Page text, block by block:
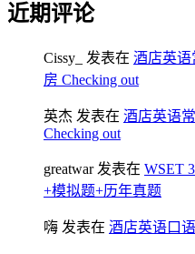
近期评论
Cissy_ 发表在 酒店英
房 Checking out
英杰 发表在 酒店英语
Checking out
greatwar发表在 WSET
+模拟题+历年真题
嗨 发表在 酒店英语口